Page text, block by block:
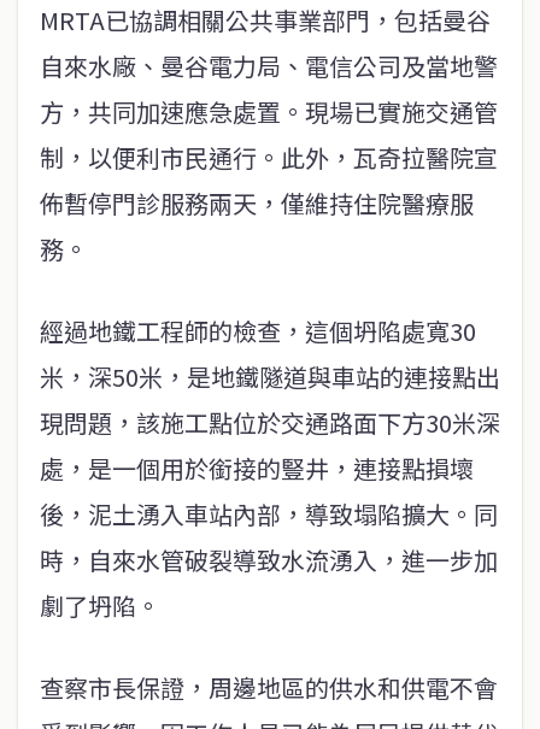
MRTA已協調相關公共事業部門，包括曼谷
自來水廠、曼谷電力局、電信公司及當地警
方，共同加速應急處置。現場已實施交通管
制，以便利市民通行。此外，瓦奇拉醫院宣
佈暫停門診服務兩天，僅維持住院醫療服
務。
經過地鐵工程師的檢查，這個坍陷處寬30
米，深50米，是地鐵隧道與車站的連接點出
現問題，該施工點位於交通路面下方30米深
處，是一個用於銜接的豎井，連接點損壞
後，泥土湧入車站內部，導致塌陷擴大。同
時，自來水管破裂導致水流湧入，進一步加
劇了坍陷。
查察市長保證，周邊地區的供水和供電不會